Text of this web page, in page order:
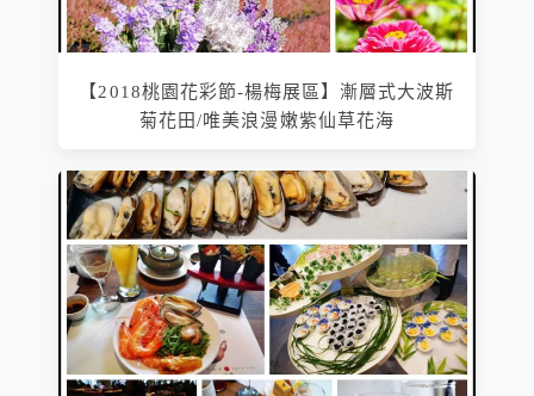
【2018桃園花彩節-楊梅展區】漸層式大波斯
菊花田/唯美浪漫嫩紫仙草花海